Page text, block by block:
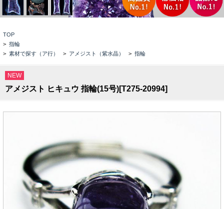
TOP
> 指輪
> 素材で探す（ア行） > アメジスト（紫水晶） > 指輪
NEW
アメジスト ヒキュウ 指輪(15号)[T275-20994]